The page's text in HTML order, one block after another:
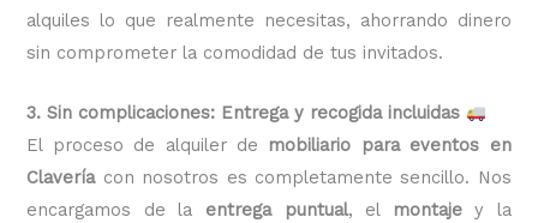
alquiles lo que realmente necesitas, ahorrando dinero
sin comprometer la comodidad de tus invitados.
3. Sin complicaciones: Entrega y recogida incluidas
El proceso de alquiler de mobiliario para eventos en
Claveríacon nosotros es completamente sencillo. Nos
encargamos de la entrega puntual, el montajey la